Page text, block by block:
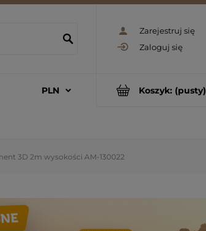
Zarejestruj się
Zaloguj się
Koszyk: (pusty)
3D 2m wysokości AM-130022